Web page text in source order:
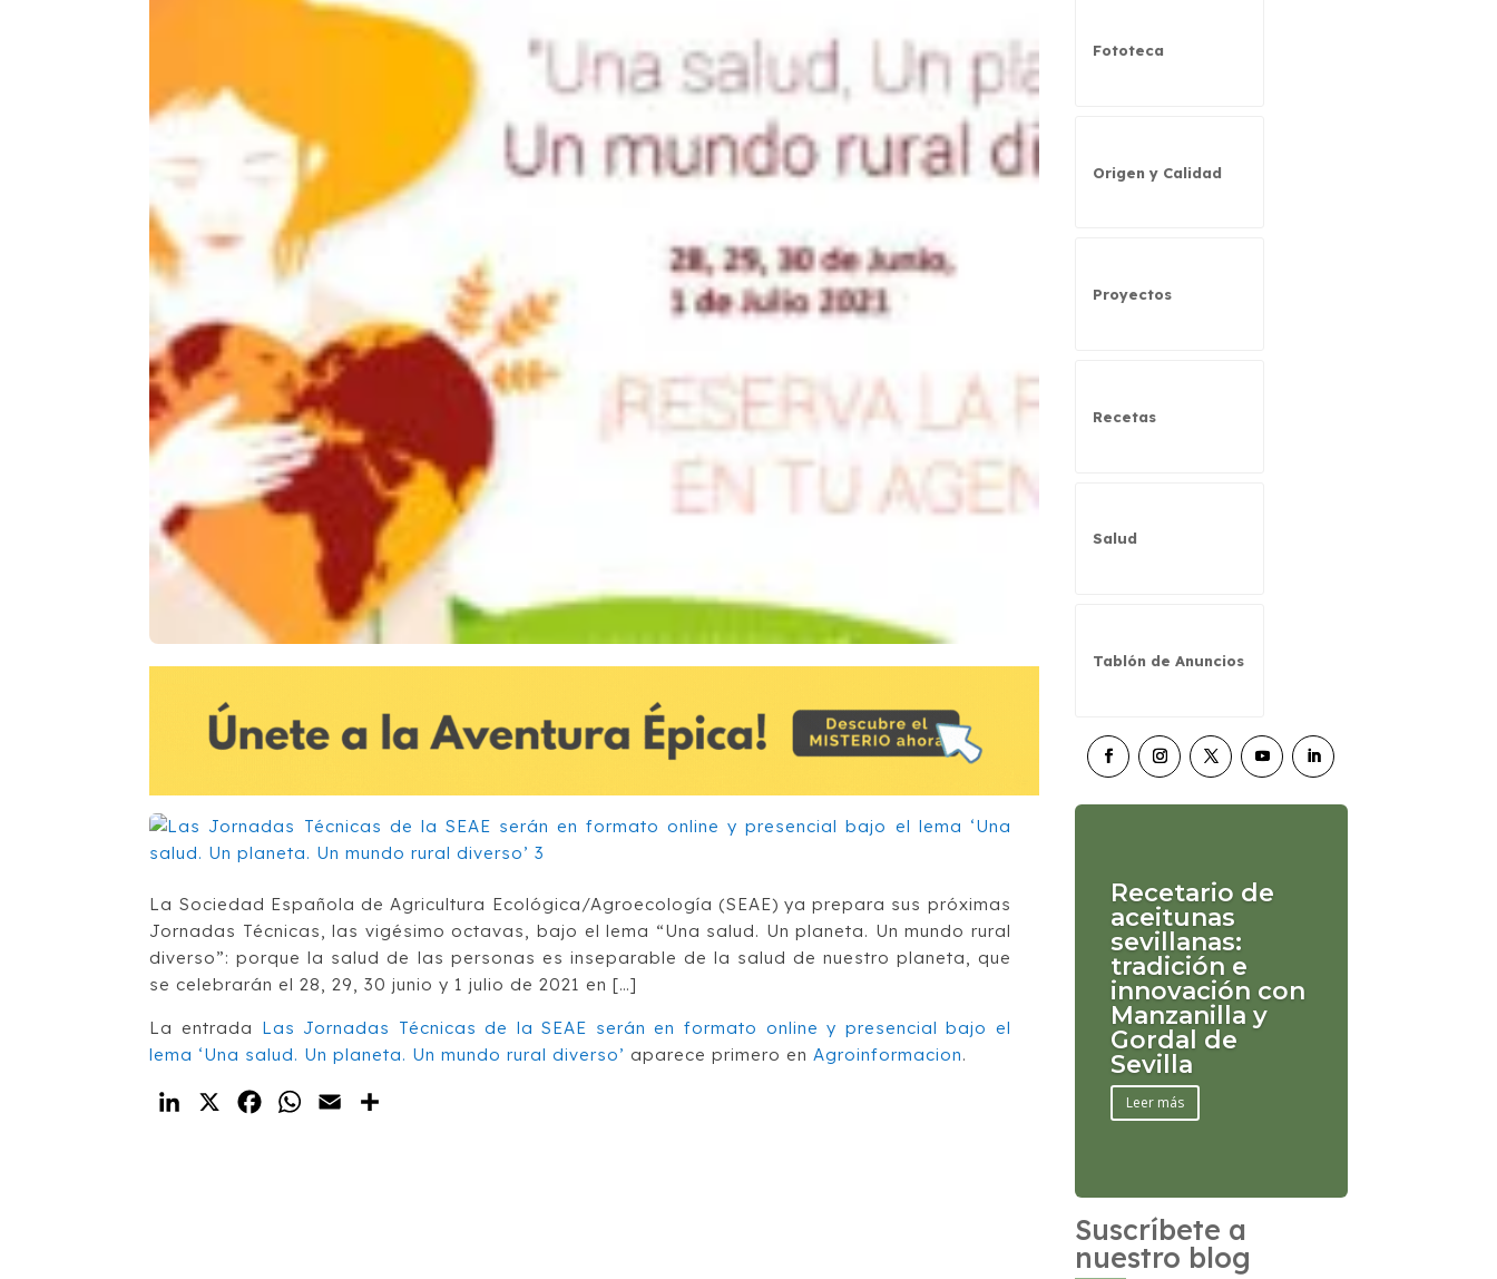
La Sociedad Española de Agricultura Ecológica/Agroecología (SEAE) ya prepara sus próximas
Jornadas Técnicas, las vigésimo octavas, bajo el lema “Una salud. Un planeta. Un mundo rural
diverso”: porque la salud de las personas es inseparable de la salud de nuestro planeta, que
se celebrarán el 28, 29, 30 junio y 1 julio de 2021 en […]
La entrada Las Jornadas Técnicas de la SEAE serán en formato online y presencial bajo el
lema ‘Una salud. Un planeta. Un mundo rural diverso’ aparece primero en Agroinformacion.
LinkedIn
X FacebookWhatsApp
Email
Fototeca
Origen y Calidad
Proyectos
Recetas
Salud
Tablón de Anuncios
Recetario de
aceitunas
sevillanas:
tradición e
innovación con
Manzanilla y
Gordal de
Sevilla
Leer más
Suscríbete a
nuestro blog